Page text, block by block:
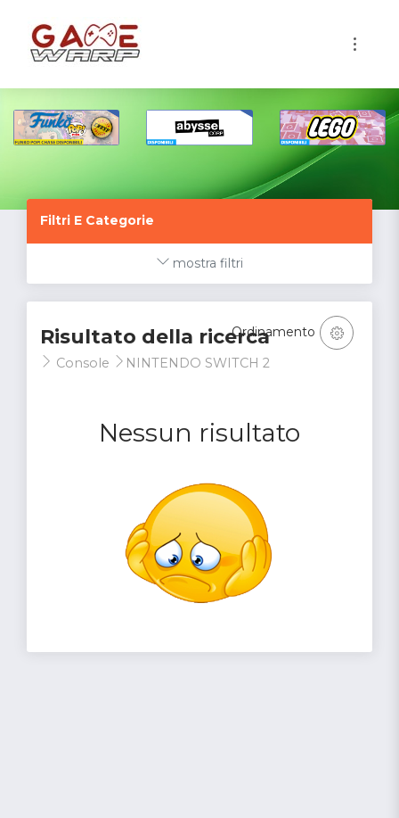
Filtri E Categorie
mostra filtri
Risultato della ricerca
Console NINTENDO SWITCH 2
Nessun risultato
Ordinamento